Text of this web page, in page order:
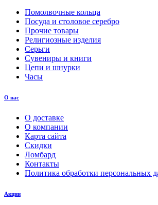
Помолвочные кольца
Посуда и столовое серебро
Прочие товары
Религиозные изделия
Серьги
Сувениры и книги
Цепи и шнурки
Часы
О нас
О доставке
О компании
Карта сайта
Скидки
Ломбард
Контакты
Политика обработки персональных
Акции